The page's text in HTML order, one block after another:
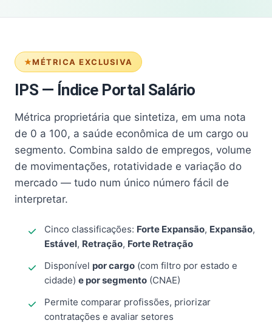
MÉTRICA EXCLUSIVA
IPS — Índice Portal Salário
Métrica proprietária que sintetiza, em uma nota
de 0 a 100, a saúde econômica de um cargo ou
segmento. Combina saldo de empregos, volume
de movimentações, rotatividade e variação do
mercado — tudo num único número fácil de
interpretar.
Cinco classificações: Forte Expansão, Expansão,
Estável, Retração, Forte Retração
Disponível por cargo (com filtro por estado e
cidade) e por segmento (CNAE)
Permite comparar profissões, priorizar
contratações e avaliar setores